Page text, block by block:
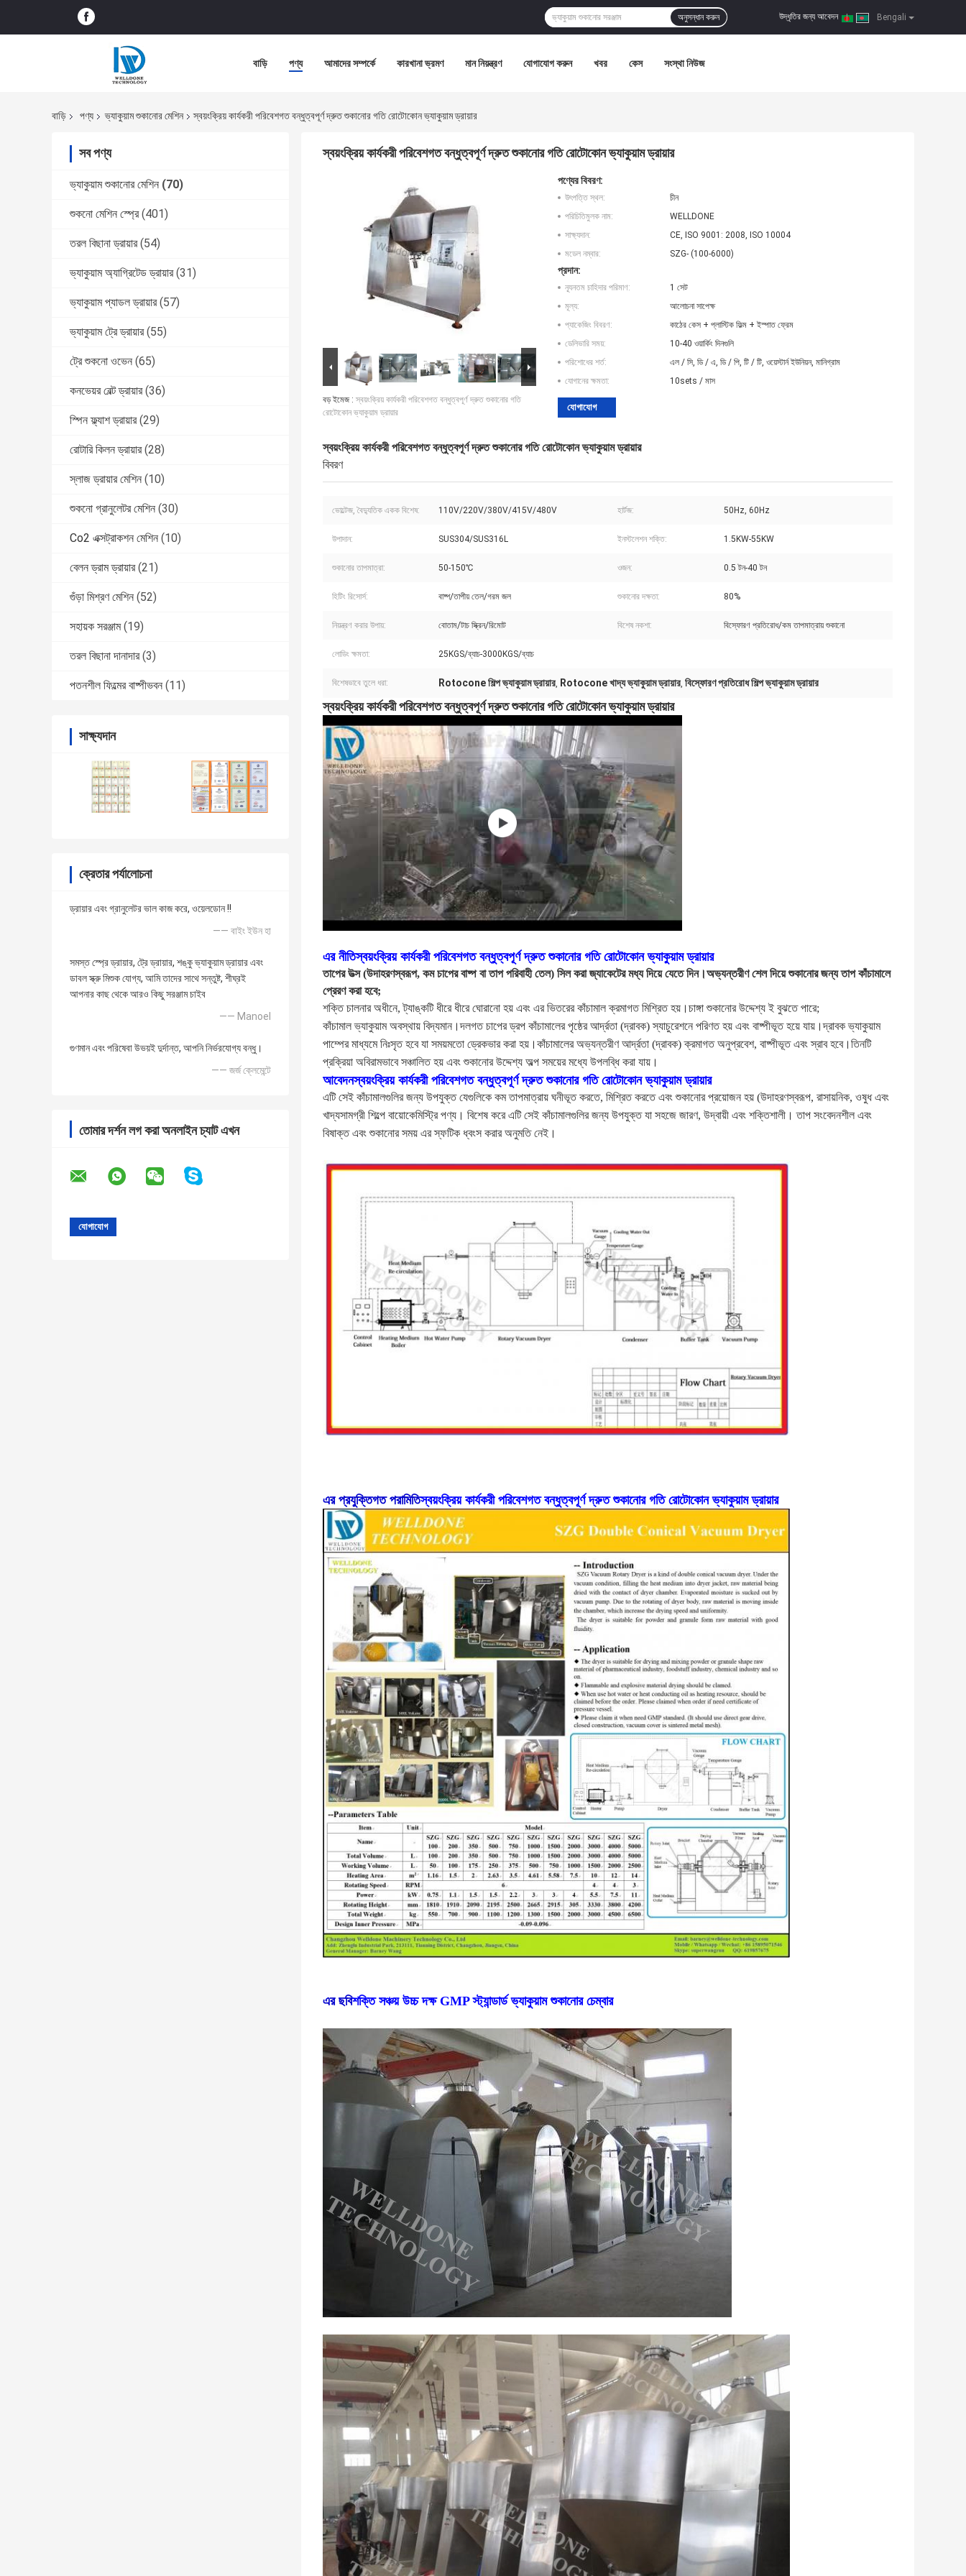
Bengali
উদ্ধৃতির জন্য আবেদন |
অনুসন্ধান করুন
বাড়ি পণ্য আমাদের সম্পর্কে কারখানা ভ্রমণ মান নিয়ন্ত্রণ যোগাযোগ করুন খবর কেস সংস্থা নিউজ
বাড়ি পণ্য ভ্যাকুয়াম শুকানোর মেশিন স্বয়ংক্রিয় কার্যকরী পরিবেশগত বন্ধুত্বপূর্ণ দ্রুত শুকানোর গতি রোটোকোন ভ্যাকুয়াম ড্রায়ার
সব পণ্য
ভ্যাকুয়াম শুকানোর মেশিন (70)
শুকনো মেশিন স্প্রে (401)
তরল বিছানা ড্রায়ার (54)
ভ্যাকুয়াম অ্যাগ্রিটেড ড্রায়ার (31)
ভ্যাকুয়াম প্যাডল ড্রায়ার (57)
ভ্যাকুয়াম ট্রে ড্রায়ার (55)
ট্রে শুকনো ওভেন (65)
কনভেয়র বেল্ট ড্রায়ার (36)
স্পিন ফ্ল্যাশ ড্রায়ার (29)
রোটারি কিলন ড্রায়ার (28)
স্লাজ ড্রায়ার মেশিন (10)
শুকনো গ্রানুলেটর মেশিন (30)
Co2 এক্সট্রাকশন মেশিন (10)
বেলন ড্রাম ড্রায়ার (21)
গুঁড়া মিশ্রণ মেশিন (52)
সহায়ক সরঞ্জাম (19)
তরল বিছানা দানাদার (3)
পতনশীল ফিল্মের বাষ্পীভবন (11)
সাক্ষ্যদান
ক্রেতার পর্যালোচনা
ড্রায়ার এবং গ্রানুলেটর ভাল কাজ করে, ওয়েলডোন !!
—— বাইং ইউন হা
সমস্ত স্প্রে ড্রায়ার, ট্রে ড্রায়ার, শঙ্কু ভ্যাকুয়াম ড্রায়ার এবং
ডাবল স্ক্রু মিশুক যোগ্য, আমি তাদের সাথে সন্তুষ্ট, শীঘ্রই
আপনার কাছ থেকে আরও কিছু সরঞ্জাম চাইব
—— Manoel
গুণমান এবং পরিষেবা উভয়ই দুর্দান্ত, আপনি নির্ভরযোগ্য বন্ধু।
—— জর্জ ক্লেমেন্টে
তোমার দর্শন লগ করা অনলাইন চ্যাট এখন
স্বয়ংক্রিয় কার্যকরী পরিবেশগত বন্ধুত্বপূর্ণ দ্রুত শুকানোর গতি রোটোকোন ভ্যাকুয়াম ড্রায়ার
বড় ইমেজ : স্বয়ংক্রিয় কার্যকরী পরিবেশগত বন্ধুত্বপূর্ণ দ্রুত শুকানোর গতি
রোটোকোন ভ্যাকুয়াম ড্রায়ার
পণ্যের বিবরণ:
উৎপত্তি স্থল:
চীন
পরিচিতিমুলক নাম:
WELLDONE
সাক্ষ্যদান:
CE, ISO 9001: 2008, ISO 10004
মডেল নম্বার:
SZG- (100-6000)
প্রদান:
ন্যূনতম চাহিদার পরিমাণ:
1 সেট
মূল্য:
আলোচনা সাপেক্ষ
প্যাকেজিং বিবরণ:
কাঠের কেস + প্লাস্টিক ফিল্ম + ইস্পাত ফ্রেম
ডেলিভারি সময়:
10-40 ওয়ার্কিং দিনগুলি
পরিশোধের শর্ত:
এল / সি, ডি / এ, ডি / পি, টি / টি, ওয়েস্টার্ন ইউনিয়ন, মানিগ্রাম
যোগানের ক্ষমতা:
10sets / মাস
যোগাযোগ
স্বয়ংক্রিয় কার্যকরী পরিবেশগত বন্ধুত্বপূর্ণ দ্রুত শুকানোর গতি রোটোকোন ভ্যাকুয়াম ড্রায়ার
বিবরণ
ভোল্টেজ, বৈদ্যুতিক একক বিশেষ: 110V/220V/380V/415V/480V হার্টজ: 50Hz, 60Hz
উপাদান: SUS304/SUS316L ইনস্টলেশন শক্তি: 1.5KW-55KW
শুকানোর তাপমাত্রা: 50-150℃ ওজন: 0.5 টন-40 টন
হিটিং রিসোর্স: বাষ্প/তাপীয় তেল/গরম জল শুকানোর দক্ষতা: 80%
নিয়ন্ত্রণ করার উপায়: বোতাম/টাচ স্ক্রিন/রিমোট বিশেষ নকশা: বিস্ফোরণ প্রতিরোধ/কম তাপমাত্রায় শুকানো
লোডিং ক্ষমতা: 25KGS/ব্যাচ-3000KGS/ব্যাচ
বিশেষভাবে তুলে ধরা: Rotocone শিল্প ভ্যাকুয়াম ড্রায়ার, Rotocone খাদ্য ভ্যাকুয়াম ড্রায়ার, বিস্ফোরণ প্রতিরোধ শিল্প ভ্যাকুয়াম ড্রায়ার
স্বয়ংক্রিয় কার্যকরী পরিবেশগত বন্ধুত্বপূর্ণ দ্রুত শুকানোর গতি রোটোকোন ভ্যাকুয়াম ড্রায়ার
এর নীতিস্বয়ংক্রিয় কার্যকরী পরিবেশগত বন্ধুত্বপূর্ণ দ্রুত শুকানোর গতি রোটোকোন ভ্যাকুয়াম ড্রায়ার
তাপের উত্স (উদাহরণস্বরূপ, কম চাপের বাষ্প বা তাপ পরিবাহী তেল) সিল করা জ্যাকেটের মধ্য দিয়ে যেতে দিন।অভ্যন্তরীণ শেল দিয়ে শুকানোর জন্য তাপ কাঁচামালে
প্রেরণ করা হবে;
শক্তি চালনার অধীনে, ট্যাঙ্কটি ধীরে ধীরে ঘোরানো হয় এবং এর ভিতরের কাঁচামাল ক্রমাগত মিশ্রিত হয়।চাঙ্গা শুকানোর উদ্দেশ্য ই বুঝতে পারে;
কাঁচামাল ভ্যাকুয়াম অবস্থায় বিদ্যমান।দলগত চাপের ড্রপ কাঁচামালের পৃষ্ঠের আর্দ্রতা (দ্রাবক) স্যাচুরেশনে পরিণত হয় এবং বাষ্পীভূত হয়ে যায়।দ্রাবক ভ্যাকুয়াম
পাম্পের মাধ্যমে নিঃসৃত হবে যা সময়মতো ড্রেকভার করা হয়।কাঁচামালের অভ্যন্তরীণ আর্দ্রতা (দ্রাবক) ক্রমাগত অনুপ্রবেশ, বাষ্পীভূত এবং স্রাব হবে।তিনটি
প্রক্রিয়া অবিরামভাবে সঞ্চালিত হয় এবং শুকানোর উদ্দেশ্য অল্প সময়ের মধ্যে উপলব্ধি করা যায়।
আবেদনস্বয়ংক্রিয় কার্যকরী পরিবেশগত বন্ধুত্বপূর্ণ দ্রুত শুকানোর গতি রোটোকোন ভ্যাকুয়াম ড্রায়ার
এটি সেই কাঁচামালগুলির জন্য উপযুক্ত যেগুলিকে কম তাপমাত্রায় ঘনীভূত করতে, মিশ্রিত করতে এবং শুকানোর প্রয়োজন হয় (উদাহরণস্বরূপ, রাসায়নিক, ওষুধ এবং
খাদ্যসামগ্রী শিল্পে বায়োকেমিস্ট্রি পণ্য। বিশেষ করে এটি সেই কাঁচামালগুলির জন্য উপযুক্ত যা সহজে জারণ, উদ্বায়ী এবং শক্তিশালী। তাপ সংবেদনশীল এবং
বিষাক্ত এবং শুকানোর সময় এর স্ফটিক ধ্বংস করার অনুমতি নেই।
এর প্রযুক্তিগত পরামিতিস্বয়ংক্রিয় কার্যকরী পরিবেশগত বন্ধুত্বপূর্ণ দ্রুত শুকানোর গতি রোটোকোন ভ্যাকুয়াম ড্রায়ার
এর ছবিশক্তি সঞ্চয় উচ্চ দক্ষ GMP স্ট্যান্ডার্ড ভ্যাকুয়াম শুকানোর চেম্বার